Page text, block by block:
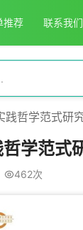
推荐 联系我们
践哲学范式研
哲学范式
462次